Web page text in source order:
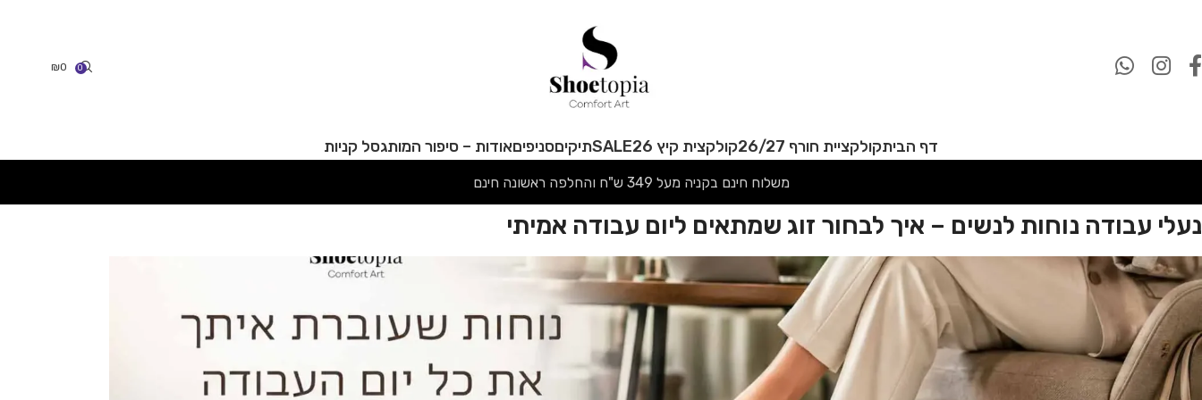
0
₪0
דף הביתקולקציית חורף 26/27 קולקצית קיץ 26 SALEתיקיםסניפיםאודות – סיפור המותגסל קניות
משלוח חינם בקניה מעל 349 ש"ח והחלפה ראשונה חינם
נעלי עבודה נוחות לנשים – איך לבחור זוג שמתאים ליום עבודה אמיתי